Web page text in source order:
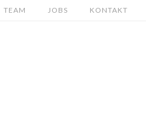
TEAM JOBS KONTAKT